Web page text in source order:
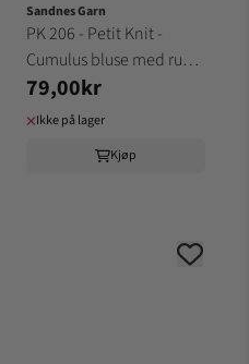
Sandnes Garn
PK 206 - Petit Knit -
Cumulus bluse med rund
hals
79,00kr
Ikke på lager
Kjøp